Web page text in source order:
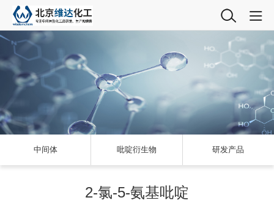
中间体 吡啶衍生物 研发产品
2-氯-5-氨基吡啶